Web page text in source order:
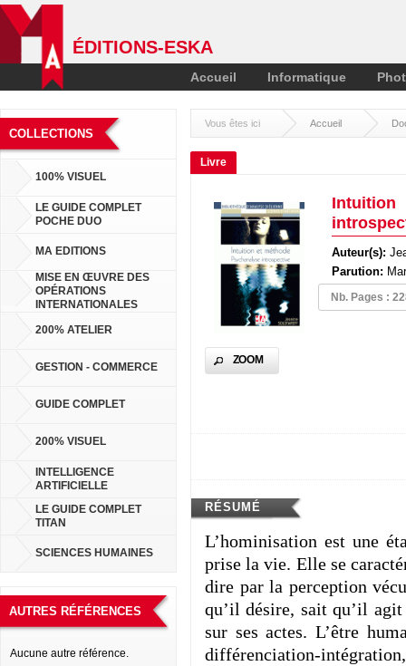
ÉDITIONS-ESKA
Accueil Informatique
COLLECTIONS
100% VISUEL
LE GUIDE COMPLET
POCHE DUO
MA EDITIONS
MISE EN ŒUVRE DES
OPÉRATIONS
INTERNATIONALES
200% ATELIER
GESTION - COMMERCE
GUIDE COMPLET
200% VISUEL
INTELLIGENCE
ARTIFICIELLE
LE GUIDE COMPLET
TITAN
SCIENCES HUMAINES
AUTRES RÉFÉRENCES
Aucune autre référence.
Vous êtes ici Accueil
Livre
ZOOM
Auteur(s):
Parution:
Nb. Pages :
RÉSUMÉ
L’hominisation est une
prise la vie. Elle se
dire par la perception
qu’il désire, sait qu’il
sur ses actes. L’être
différenciation-